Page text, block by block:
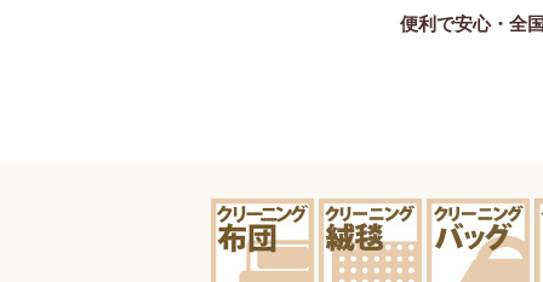
便利で安心・全